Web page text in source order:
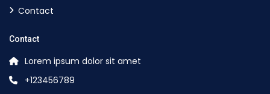
Contact
Contact
Lorem ipsum dolor sit amet
+123456789